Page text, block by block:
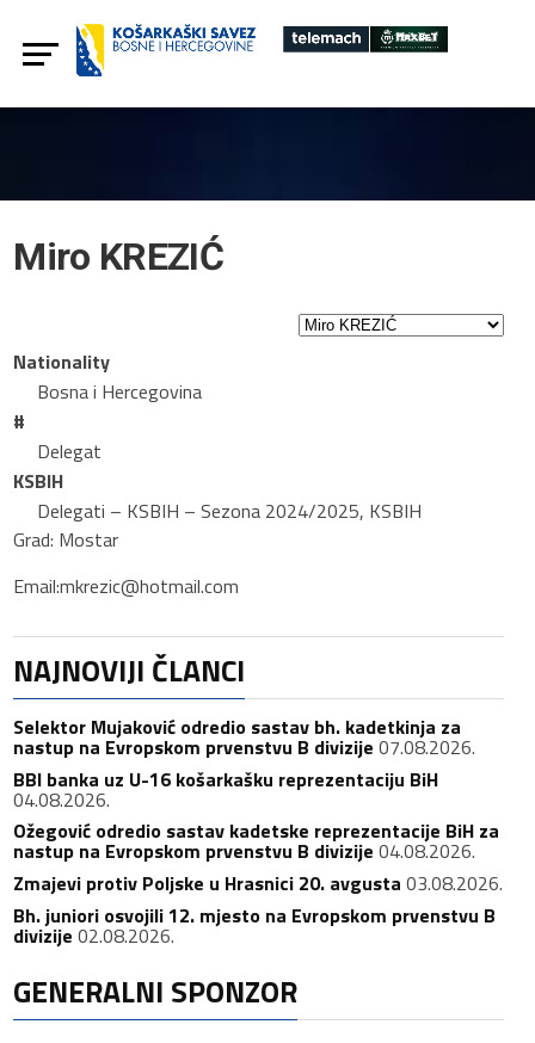
Miro KREZIĆ
Nationality
Bosna i Hercegovina
#
Delegat
KSBIH
Delegati – KSBIH – Sezona 2024/2025, KSBIH
Grad: Mostar
Email:mkrezic@hotmail.com
NAJNOVIJI ČLANCI
Selektor Mujaković odredio sastav bh. kadetkinja za
nastup na Evropskom prvenstvu B divizije 07.08.2026.
BBI banka uz U-16 košarkašku reprezentaciju BiH
04.08.2026.
Ožegović odredio sastav kadetske reprezentacije BiH za
nastup na Evropskom prvenstvu B divizije 04.08.2026.
Zmajevi protiv Poljske u Hrasnici 20. avgusta 03.08.2026.
Bh. juniori osvojili 12. mjesto na Evropskom prvenstvu B
divizije 02.08.2026.
GENERALNI SPONZOR